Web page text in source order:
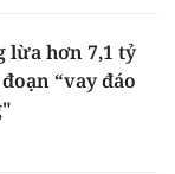
lừa hơn 7,1 tỷ
“vay đáo